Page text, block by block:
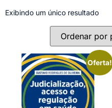
Exibindo um único resultado
Oferta!